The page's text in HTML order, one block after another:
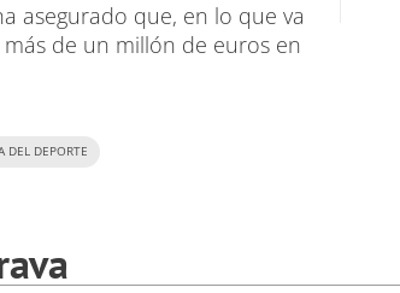
asegurado que, en lo que va
de un millón de euros en
DEL DEPORTE